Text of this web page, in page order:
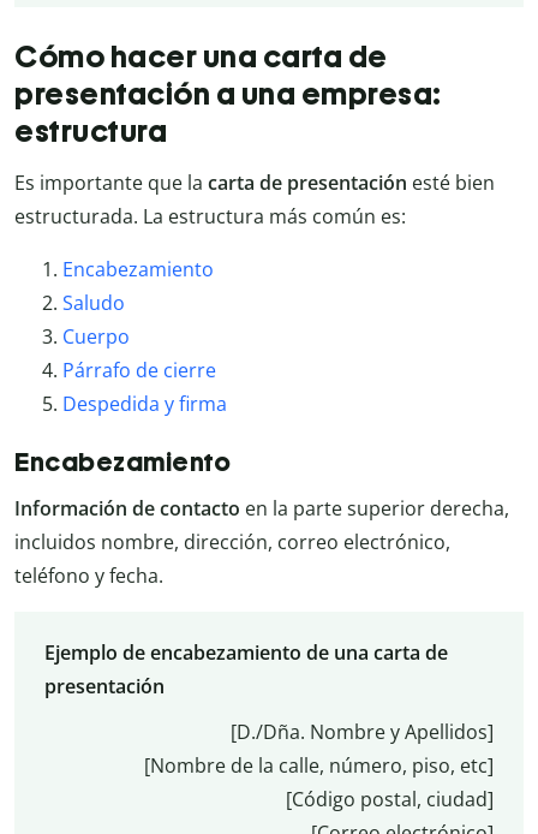
Cómo hacer una carta de
presentación a una empresa:
estructura
Es importante que la carta de presentación esté bien
estructurada. La estructura más común es:
Encabezamiento
Saludo
Cuerpo
Párrafo de cierre
Despedida y firma
Encabezamiento
Información de contacto en la parte superior derecha,
incluidos nombre, dirección, correo electrónico,
teléfono y fecha.
Ejemplo de encabezamiento de una carta de
presentación
[D./Dña. Nombre y Apellidos]
[Nombre de la calle, número, piso, etc]
[Código postal, ciudad]